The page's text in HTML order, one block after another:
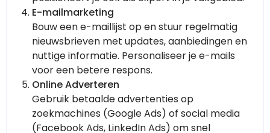
E-mailmarketing
Bouw een e-maillijst op en stuur regelmatig
nieuwsbrieven met updates, aanbiedingen en
nuttige informatie. Personaliseer je e-mails
voor een betere respons.
Online Adverteren
Gebruik betaalde advertenties op
zoekmachines (Google Ads) of social media
(Facebook Ads, LinkedIn Ads) om snel